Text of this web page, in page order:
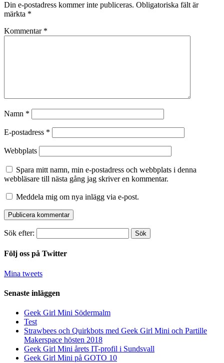
Din e-postadress kommer inte publiceras. Obligatoriska fält är
märkta *
Kommentar *
Namn *
E-postadress *
Webbplats
Spara mitt namn, min e-postadress och webbplats i denna
webbläsare till nästa gång jag skriver en kommentar.
Meddela mig om nya inlägg via e-post.
Sök efter:
Följ oss på Twitter
Mina tweets
Senaste inläggen
Geek Girl Mini Södermalm
Test
Strawbees och Quirkbots med Geek Girl Mini och Partille
Makerspace hösten 2018
Geek Girl Mini årets IT-profil i Sundsvall
Geek Girl Mini på GOTO 10